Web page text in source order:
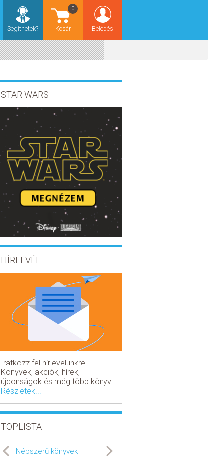
Belépés
Kosár
0
Segíthetek?
STAR WARS
HÍRLEVÉL
Iratkozz fel hírlevelünkre!
Könyvek, akciók, hírek,
újdonságok és még több könyv!
Részletek...
TOPLISTA
Népszerű könyvek